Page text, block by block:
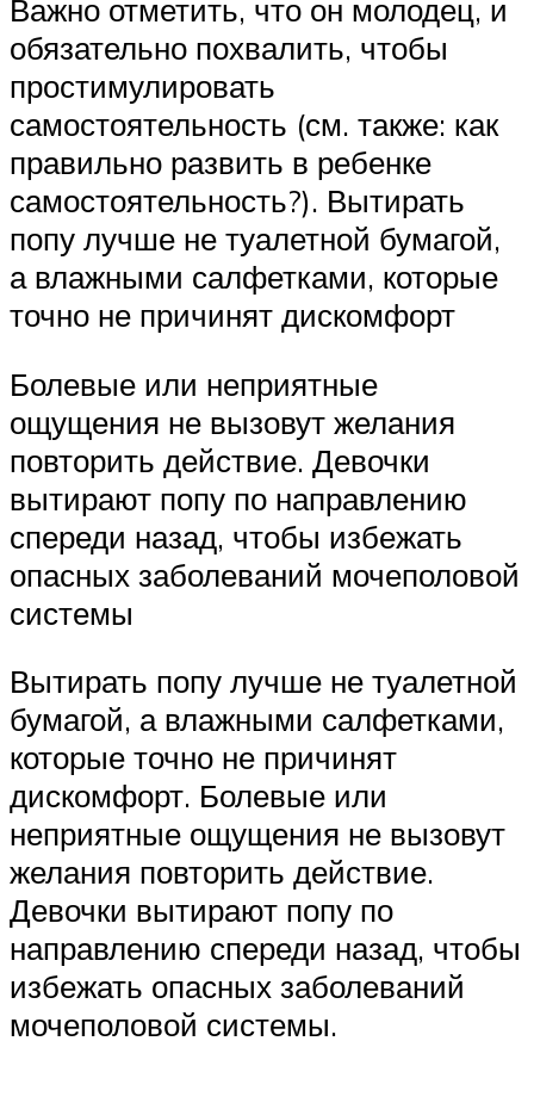
Важно отметить, что он молодец, и
обязательно похвалить, чтобы
простимулировать
самостоятельность (см. также: как
правильно развить в ребенке
самостоятельность?). Вытирать
попу лучше не туалетной бумагой,
а влажными салфетками, которые
точно не причинят дискомфорт
Болевые или неприятные
ощущения не вызовут желания
повторить действие. Девочки
вытирают попу по направлению
спереди назад, чтобы избежать
опасных заболеваний мочеполовой
системы
Вытирать попу лучше не туалетной
бумагой, а влажными салфетками,
которые точно не причинят
дискомфорт. Болевые или
неприятные ощущения не вызовут
желания повторить действие.
Девочки вытирают попу по
направлению спереди назад, чтобы
избежать опасных заболеваний
мочеполовой системы.